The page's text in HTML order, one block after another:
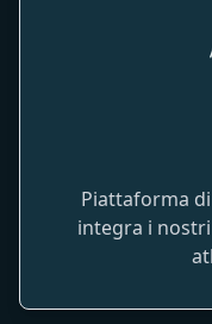
Piattaforma
integra i